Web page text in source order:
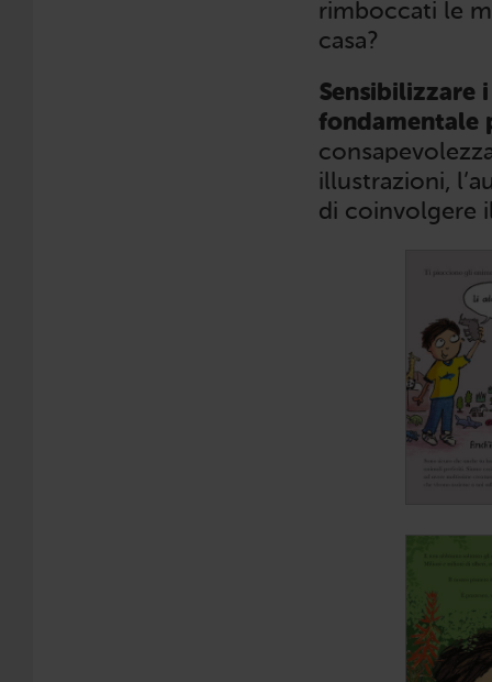
rimboccati le
casa?
Sensibilizzare
fondamentale
illustrazioni,
di coinvolgere